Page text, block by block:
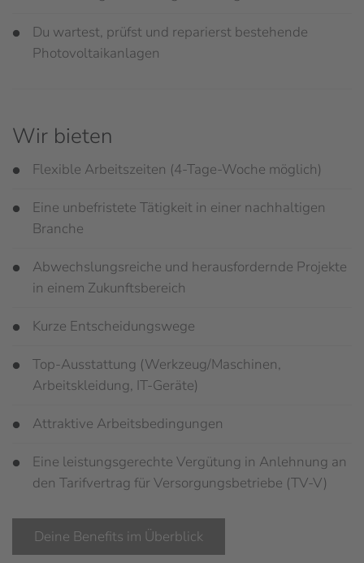
Du wartest, prüfst und reparierst bestehende
Photovoltaikanlagen
Wir bieten
Flexible Arbeitszeiten (4-Tage-Woche möglich)
Eine unbefristete Tätigkeit in einer nachhaltigen
Branche
Abwechslungsreiche und herausfordernde Projekte
in einem Zukunftsbereich
Kurze Entscheidungswege
Top-Ausstattung (Werkzeug/Maschinen,
Arbeitskleidung, IT-Geräte)
Attraktive Arbeitsbedingungen
Eine leistungsgerechte Vergütung in Anlehnung an
den Tarifvertrag für Versorgungsbetriebe (TV-V)
Deine Benefits im Überblick